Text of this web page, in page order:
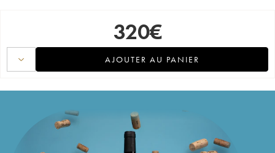
320€
AJOUTER AU PANIER